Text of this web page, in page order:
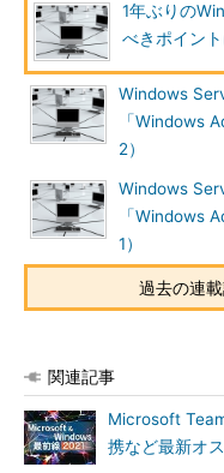
1年ぶりの
べきポイン
Windows
「Windows
2）
Windows
「Windows
1）
過去の連
関連記事
Microsoft
携など最新オ